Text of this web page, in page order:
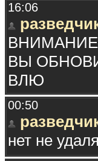
16:06
ВЫ
ВЛЮ
00:50
нет не